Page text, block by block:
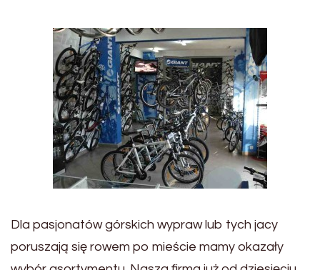
Dla pasjonatów górskich wypraw lub tych jacy
poruszają się rowem po mieście mamy okazały